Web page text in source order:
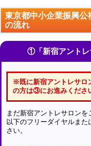
東京都中小企業振興
の流れ
①「新宿アントレ
※既に新宿アントレサロ
の方は③にお進みくださ
まだ新宿アントレサロンを
以下のフリーダイヤルまた
さい。